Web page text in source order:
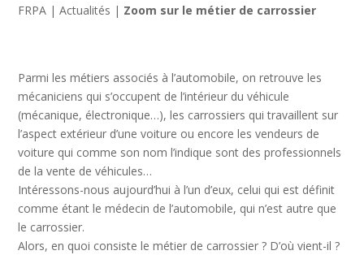
FRPA |Actualités | Zoom sur le métier de carrossier
Parmi les métiers associés à l’automobile, on retrouve les
mécaniciens qui s’occupent de l’intérieur du véhicule
(mécanique, électronique…), les carrossiers qui travaillent sur
l’aspect extérieur d’une voiture ou encore les vendeurs de
voiture qui comme son nom l’indique sont des professionnels
de la vente de véhicules…
Intéressons-nous aujourd’hui à l’un d’eux, celui qui est définit
comme étant le médecin de l’automobile, qui n’est autre que
le carrossier.
Alors, en quoi consiste le métier de carrossier ? D’où vient-il ?